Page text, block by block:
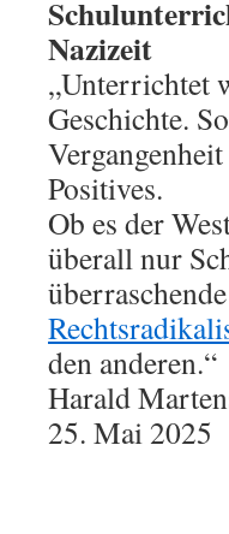
Nazizeit
„Unterrichtet
Geschichte.
Positives.
Ob es der
überall nur
den anderen.“
Harald
25. Mai 2025